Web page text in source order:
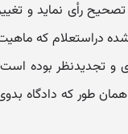
طبق ماده ۲۵۸ ق.آ.د.ک. ۱۳۷۸ مبادرت به تصحیح رأی نماید و
شده دراستعلام که
و تجدیدنظر بوده
همان طور که دادگاه